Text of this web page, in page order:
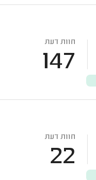
חוות דעת
147
חוות דעת
22